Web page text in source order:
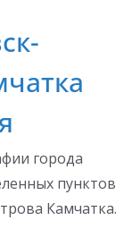
города
пунктов
Камчатка.